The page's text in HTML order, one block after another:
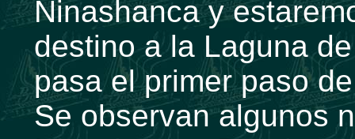
Ninashanca y
destino a la Laguna
pasa el primer paso
Se observan algunos